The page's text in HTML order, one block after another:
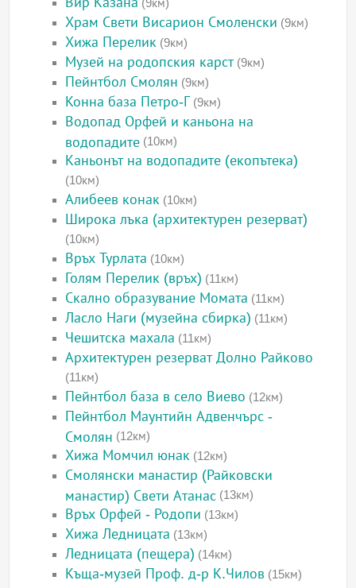
(9км)
Храм Свети Висарион Смоленски (9км)
Хижа Перелик (9км)
Музей на родопския карст(9км)
Пейнтбол Смолян (9км)
Конна база Петро-Г (9км)
Водопад Орфей и каньона на
водопадите (10км)
Каньонът на водопадите (екопътека)
(10км)
Алибеев конак (10км)
Широка лъка (архитектурен резерват)
(10км)
Връх Турлата (10км)
Голям Перелик (връх) (11км)
Скално образувание Момата (11км)
Ласло Наги (музейна сбирка) (11км)
Чешитска махала (11км)
Архитектурен резерват Долно Райково
(11км)
Пейнтбол база в село Виево (12км)
Пейнтбол Маунтийн Адвенчърс -
Смолян (12км)
Хижа Момчил юнак (12км)
Смолянски манастир (Райковски
манастир) Свети Атанас (13км)
Връх Орфей - Родопи (13км)
Хижа Ледницата (13км)
Ледницата (пещера) (14км)
Къща-музей Проф. д-р К.Чилов (15км)